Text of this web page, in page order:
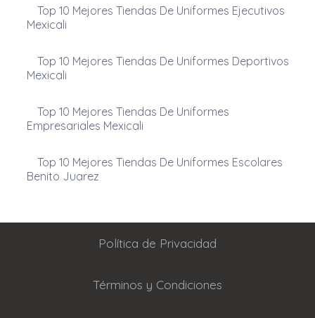
Top 10 Mejores Tiendas De Uniformes Ejecutivos
Mexicali
Top 10 Mejores Tiendas De Uniformes Deportivos
Mexicali
Top 10 Mejores Tiendas De Uniformes
Empresariales Mexicali
Top 10 Mejores Tiendas De Uniformes Escolares
Benito Juarez
Política de Privacidad
Términos y Condiciones